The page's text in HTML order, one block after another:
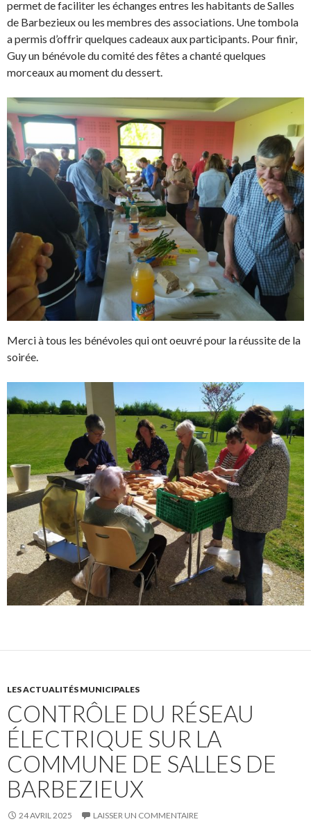
permet de faciliter les échanges entres les habitants de Salles
de Barbezieux ou les membres des associations. Une tombola
a permis d’offrir quelques cadeaux aux participants. Pour finir,
Guy un bénévole du comité des fêtes a chanté quelques
morceaux au moment du dessert.
Merci à tous les bénévoles qui ont oeuvré pour la réussite de la
soirée.
LES ACTUALITÉS MUNICIPALES
CONTRÔLE DU RÉSEAU
ÉLECTRIQUE SUR LA
COMMUNE DE SALLES DE
BARBEZIEUX
24 AVRIL 2025 LAISSER UN COMMENTAIRE